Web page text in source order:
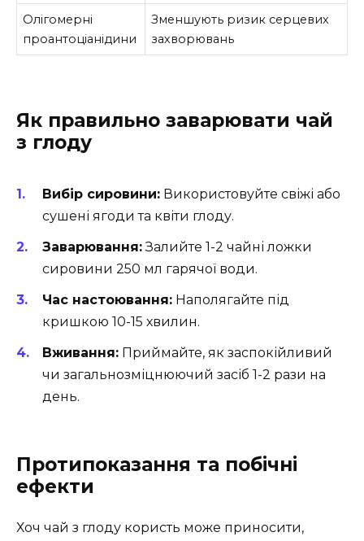
Олігомерні
проантоціанідини
Зменшують ризик серцевих
захворювань
Як правильно заварювати чай
з глоду
Вибір сировини: Використовуйте свіжі або
сушені ягоди та квіти глоду.
Заварювання:Залийте 1-2 чайні ложки
сировини 250 мл гарячої води.
Час настоювання: Наполягайте під
кришкою 10-15 хвилин.
Вживання: Приймайте, як заспокійливий
чи загальнозміцнюючий засіб 1-2 рази на
день.
Протипоказання та побічні
ефекти
Хоч чай з глоду користь може приносити,